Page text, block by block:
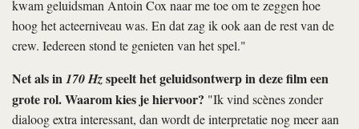
kwam geluidsman Antoin Cox naar me toe om te zeggen hoe
hoog het acteerniveau was. En dat zag ik ook aan de rest van de
crew. Iedereen stond te genieten van het spel."
Net als in170 Hzspeelt het geluidsontwerp in deze film een
grote rol. Waarom kies je hiervoor? "Ik vind scènes zonder
dialoog extra interessant, dan wordt de interpretatie nog meer aan